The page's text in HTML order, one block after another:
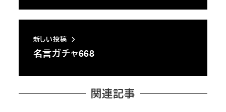
新しい投稿
名言ガチャ668
関連記事